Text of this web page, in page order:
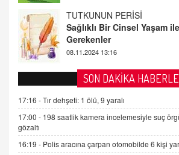
FARUK ÖNALAN
Tezkere Onaylanmasaydı…
2 Kasım 2021 Salı 00:11
AV. DOĞAN CAN DOĞAN
Kişisel verilerin
gelişimi
15.09.2025 16:17
SEHER EREK
Kış Ayları Geldi, Hangi
SON DAKİKA
17:16 -Tır dehşeti: 1 ölü, 9 yaralı
17:00 - 198 saatlik kamera incelemesiyle suç
gözaltı
16:19 - Polis aracına çarpan otomobilde 6 kişi